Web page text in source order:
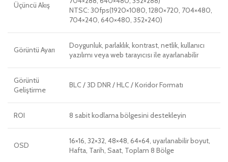
Üçüncü Akış
NTSC: 30fps(1920×1080, 1280×720, 704×480,
704×240, 640×480, 352×240)
Görüntü Ayarı
Doygunluk, parlaklık, kontrast, netlik, kullanıcı
yazılımı veya web tarayıcısı ile ayarlanabilir
Görüntü
Geliştirme
BLC / 3D DNR / HLC / Koridor Formatı
ROI 8 sabit kodlama bölgesini destekleyin
OSD
16×16, 32×32, 48×48, 64×64, uyarlanabilir boyut,
Hafta, Tarih, Saat, Toplam 8 Bölge